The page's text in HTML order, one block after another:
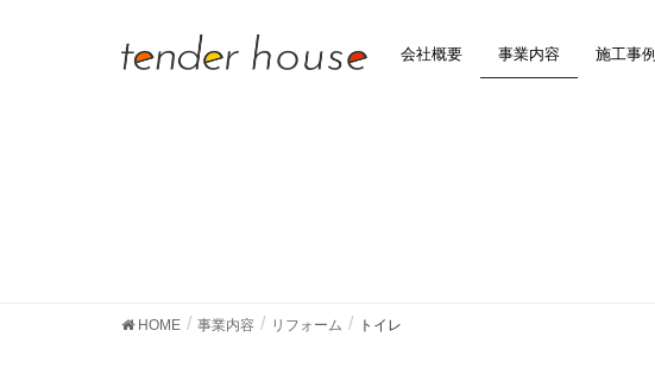
会社概要 事業内容 施工事例
HOME 事業内容 リフォーム トイレ